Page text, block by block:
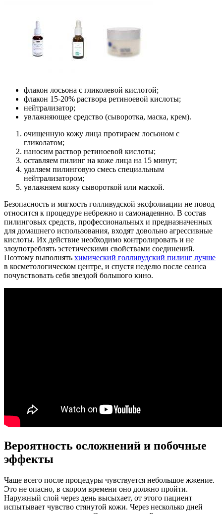
флакон лосьона с гликолевой кислотой;
флакон 15-20% раствора ретиноевой кислоты;
нейтрализатор;
увлажняющее средство (сыворотка, маска, крем).
очищенную кожу лица протираем лосьоном с
гликолатом;
наносим раствор ретиноевой кислоты;
оставляем пилинг на коже лица на 15 минут;
удаляем пилинговую смесь специальным
нейтрализатором;
увлажняем кожу сывороткой или маской.
Безопасность и мягкость голливудской эксфолиации не повод
относится к процедуре небрежно и самонадеянно. В состав
пилинговых средств, профессиональных и предназначенных
для домашнего использования, входят довольно агрессивные
кислоты. Их действие необходимо контролировать и не
злоупотреблять эстетическими свойствами соединений.
Поэтому выполнять химический голливудский пилинг лучше
в косметологическом центре, и спустя неделю после сеанса
почувствовать себя звездой большого кино.
Вероятность осложнений и побочные
эффекты
Чаще всего после процедуры чувствуется небольшое жжение.
Это не опасно, в скором времени оно должно пройти.
Наружный слой через день высыхает, от этого пациент
испытывает чувство стянутой кожи. Через несколько дней